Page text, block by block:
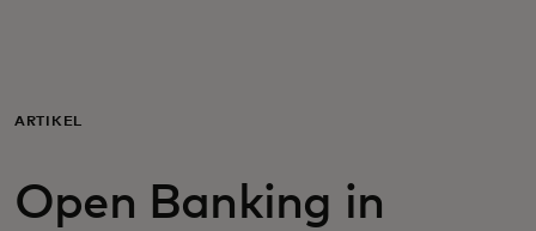
Für Unternehmen
Für die Welt
ARTIKEL
Open Banking in